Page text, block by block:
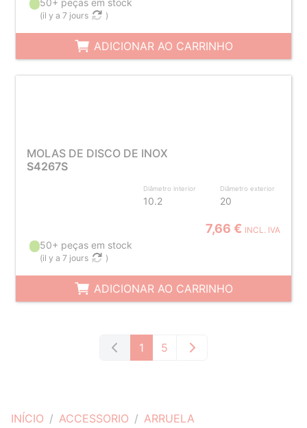
INÍCIO ACCESSORIO
ARRUELA
(il y a 7 jours )
ADICIONAR AO CARRINHO
MOLAS DE DISCO DE INOX
S4267S
Diâmetro interior
10.2
Diâmetro exterior
20
7,66 € INCL. IVA
50+ peças em stock
(il y a 7 jours )
ADICIONAR AO CARRINHO
1 5